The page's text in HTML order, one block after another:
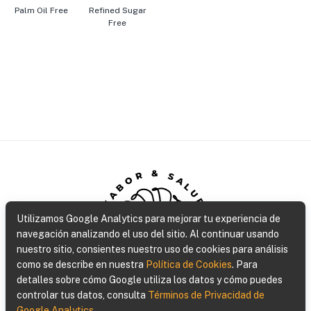
Palm Oil Free
Refined Sugar
Free
SABOR & SALUD
Gluten Free Bakery
Síguenos /Contáctenos
Utilizamos Google Analytics para mejorar tu experiencia de
navegación analizando el uso del sitio. Al continuar usando
nuestro sitio, consientes nuestro uso de cookies para análisis
como se describe en nuestra Política de Cookies. Para
detalles sobre cómo Google utiliza los datos y cómo puedes
controlar tus datos, consulta Términos de Privacidad de